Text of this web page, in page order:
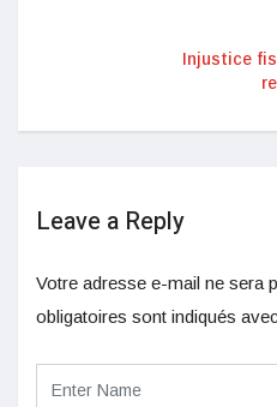
Injustice
Leave a Reply
Votre adresse e-mail ne sera
obligatoires sont indiqués avec